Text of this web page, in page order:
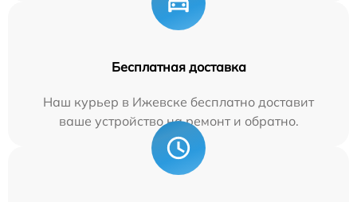
Бесплатная доставка
Наш курьер в Ижевске бесплатно доставит
ваше устройство на ремонт и обратно.